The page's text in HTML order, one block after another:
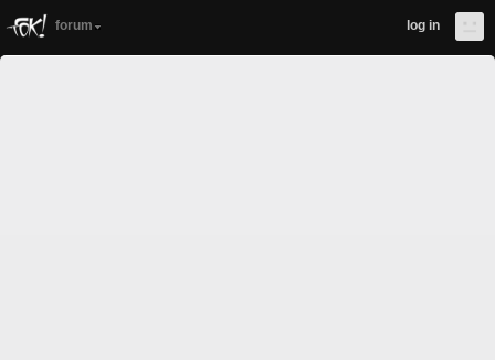
forum log in